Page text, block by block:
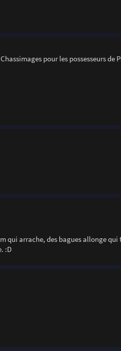
pour les possesseurs de
qui arrache, des bagues allonge
:D